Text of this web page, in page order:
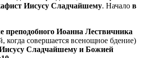
Иисусу Сладчайшему. Начало в
преподобного Иоанна Лествичника
когда совершается всенощное бдение)
Сладчайшему и Божией